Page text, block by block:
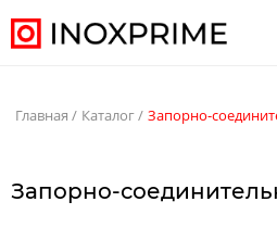
Главная Каталог Запорно-
Запорно-